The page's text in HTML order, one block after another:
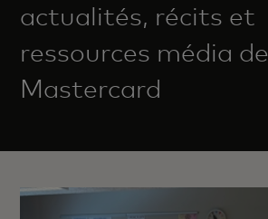
actualités, récits et
ressources média de
Mastercard